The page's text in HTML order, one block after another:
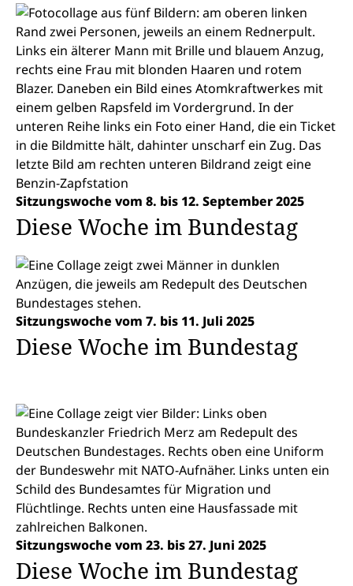
Sitzungswoche vom 8. bis 12. September 2025
Diese Woche im Bundestag
Sitzungswoche vom 7. bis 11. Juli 2025
Diese Woche im Bundestag
Sitzungswoche vom 23. bis 27. Juni 2025
Diese Woche im Bundestag